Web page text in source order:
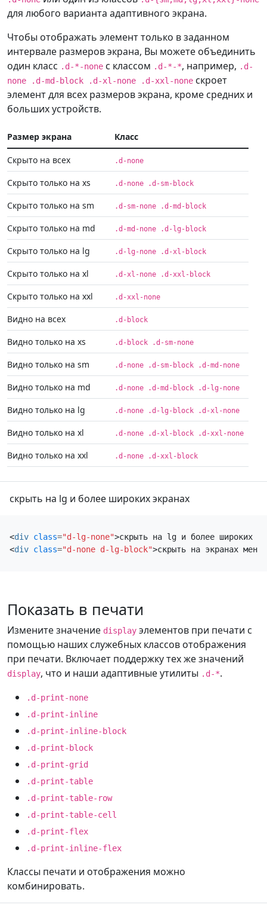
для любого варианта адаптивного экрана.
Чтобы отображать элемент только в заданном
интервале размеров экрана, Вы можете объединить
один класс .d-*-none с классом .d-*-*, например, .d-
none .d-md-block .d-xl-none .d-xxl-none скроет
элемент для всех размеров экрана, кроме средних и
больших устройств.
Размер экрана Класс
Скрыто на всех .d-none
Скрыто только на xs .d-none .d-sm-block
Скрыто только на sm .d-sm-none .d-md-block
Скрыто только на md .d-md-none .d-lg-block
Скрыто только на lg .d-lg-none .d-xl-block
Скрыто только на xl .d-xl-none .d-xxl-block
Скрыто только на xxl .d-xxl-none
Видно на всех .d-block
Видно только на xs .d-block .d-sm-none
Видно только на sm .d-none .d-sm-block .d-md-none
Видно только на md .d-none .d-md-block .d-lg-none
Видно только на lg .d-none .d-lg-block .d-xl-none
Видно только на xl .d-none .d-xl-block .d-xxl-none
Видно только на xxl .d-none .d-xxl-block
скрыть на lg и более широких экранах
<div class="d-lg-none">скрыть на lg и более широких
<div class="d-none d-lg-block">скрыть на экранах
Показать в печати
Измените значение display элементов при печати с
помощью наших служебных классов отображения
при печати. Включает поддержку тех же значений
display, что и наши адаптивные утилиты .d-*.
.d-print-none
.d-print-inline
.d-print-inline-block
.d-print-block
.d-print-grid
.d-print-table
.d-print-table-row
.d-print-table-cell
.d-print-flex
.d-print-inline-flex
Классы печати и отображения можно
комбинировать.